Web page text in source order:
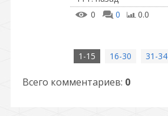
0
0 0.0
1-15 16-30 31-34
Всего комментариев: 0